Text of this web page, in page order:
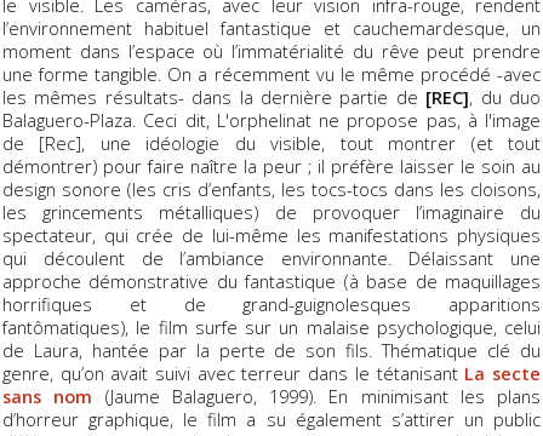
l’environnement habituel fantastique et cauchemardesque, un
moment dans l’espace où l’immatérialité du rêve peut prendre
une forme tangible. On a récemment vu le même procédé -avec
les mêmes résultats- dans la dernière partie de [REC], du duo
Balaguero-Plaza. Ceci dit, L'orphelinat ne propose pas, à l'image
de [Rec], une idéologie du visible, tout montrer (et tout
démontrer) pour faire naître la peur ; il préfère laisser le soin au
design sonore (les cris d’enfants, les tocs-tocs dans les cloisons,
les grincements métalliques) de provoquer l’imaginaire du
spectateur, qui crée de lui-même les manifestations physiques
qui découlent de l’ambiance environnante. Délaissant une
approche démonstrative du fantastique (à base de maquillages
horrifiques et de grand-guignolesques apparitions
fantômatiques), le film surfe sur un malaise psychologique, celui
de Laura, hantée par la perte de son fils. Thématique clé du
genre, qu’on avait suivi avec terreur dans le tétanisant La secte
sans nom (Jaume Balaguero, 1999). En minimisant les plans
d’horreur graphique, le film a su également s’attirer un public